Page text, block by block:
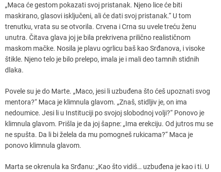
„Maca će gestom pokazati svoj pristanak. Njeno lice će biti
maskirano, glasovi isključeni, ali će dati svoj pristanak.“ U tom
trenutku, vrata su se otvorila. Crvena i Crna su uvele treću ženu
unutra. Čitava glava joj je bila prekrivena prilično realističnom
maskom mačke. Nosila je plavu ogrlicu baš kao Srđanova, i visoke
štikle. Njeno telo je bilo prelepo, imala je i mali deo tamnih stidnih
dlaka.
Povele su je do Marte. „Maco, jesi li uzbuđena što ćeš upoznati svog
mentora?“ Maca je klimnula glavom. „Znaš, stidljiv je, on ima
nedoumice. Jesi li u Instituciji po svojoj slobodnoj volji?“ Ponovo je
klimnula glavom. Prišla je da joj šapne: „Ima erekciju. Od jutros mu se
ne spušta. Da li bi želela da mu pomogneš rukicama?“ Maca je
ponovo klimnula glavom.
Marta se okrenula ka Srđanu: „Kao što vidiš… uzbuđena je kao i ti. U